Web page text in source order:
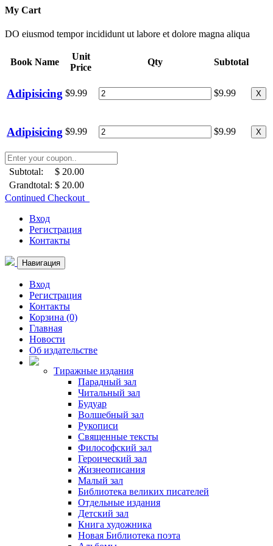
My Cart
DO eiusmod tempor incididunt ut labore et dolore magna aliqua
Book Name
Unit
Price
Qty Subtotal
Adipisicing $9.99 $9.99 X
Adipisicing $9.99 $9.99 X
Subtotal:
$ 20.00
Grandtotal: $ 20.00
Continued Checkout
Вход
Регистрация
Контакты
Навигация
Вход
Регистрация
Контакты
Корзина (0)
Главная
Новости
Об издательстве
Тиражные издания
Парадный зал
Читальный зал
Будуар
Волшебный зал
Рукописи
Священные тексты
Философский зал
Героический зал
Жизнеописания
Малый зал
Библиотека великих писателей
Отдельные издания
Детский зал
Книга художника
Новая Библиотека поэта